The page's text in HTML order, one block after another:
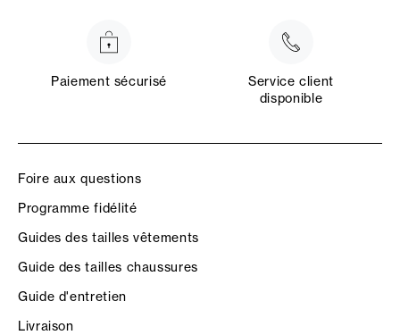
Paiement sécurisé
Service client
disponible
Foire aux questions
Programme fidélité
Guides des tailles vêtements
Guide des tailles chaussures
Guide d'entretien
Livraison